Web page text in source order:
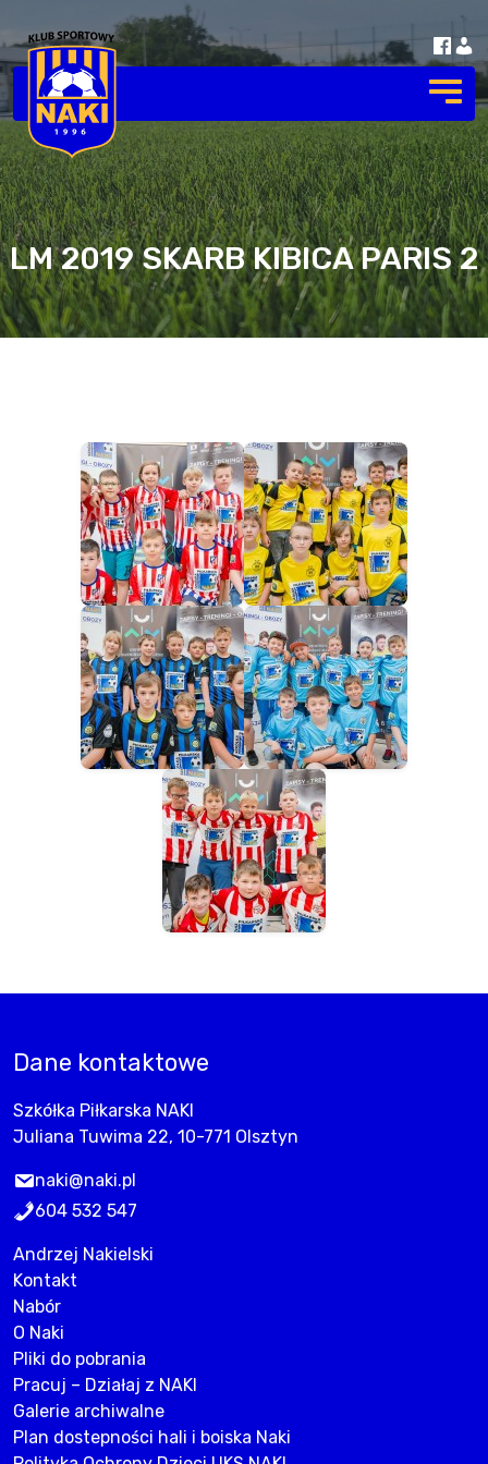
LM 2019 SKARB KIBICA PARIS 2
Dane kontaktowe
Szkółka Piłkarska NAKI
Juliana Tuwima 22, 10-771 Olsztyn
naki@naki.pl
604 532 547
Andrzej Nakielski
Kontakt
Nabór
O Naki
Pliki do pobrania
Pracuj – Działaj z NAKI
Galerie archiwalne
Plan dostepności hali i boiska Naki